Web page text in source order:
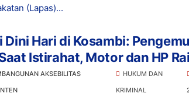
(Lapas)...
Dini Hari di Kosambi:
Istirahat, Motor dan HP
AKSEBILITAS
HUKUM DAN
KRIMINAL